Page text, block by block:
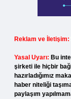
Reklam ve İletişim:
Yasal Uyarı: Bu
şirketi ile hiçbir
hazırladığımız
haber niteliği
paylaşım